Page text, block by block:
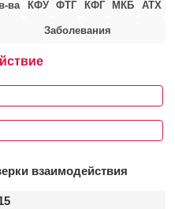
ва КФУ ФТГ КФГ МКБ АТХ
Заболевания
взаимодействия